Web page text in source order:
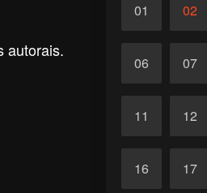
autorais.
01 02
06 07
11 12
16 17